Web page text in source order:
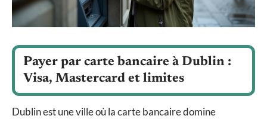
Payer par carte bancaire à Dublin :
Visa, Mastercard et limites
Dublin est une ville où la carte bancaire domine